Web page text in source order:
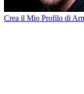
Crea il Mio Profilo di